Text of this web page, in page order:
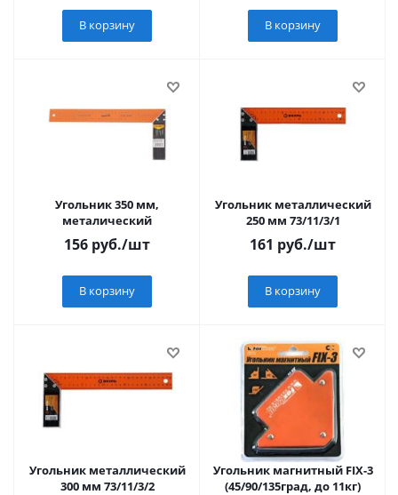
В корзину В корзину
Угольник 350 мм,
металический
156 руб./шт
В корзину
Угольник металлический
250 мм 73/11/3/1
161 руб./шт
В корзину
Угольник металлический
300 мм 73/11/3/2
Угольник магнитный FIX-3
(45/90/135град, до 11кг)